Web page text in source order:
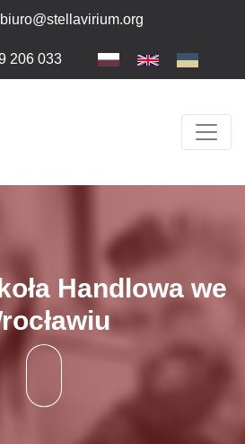
biuro@stellavirium.org
206 033
Handlowa we